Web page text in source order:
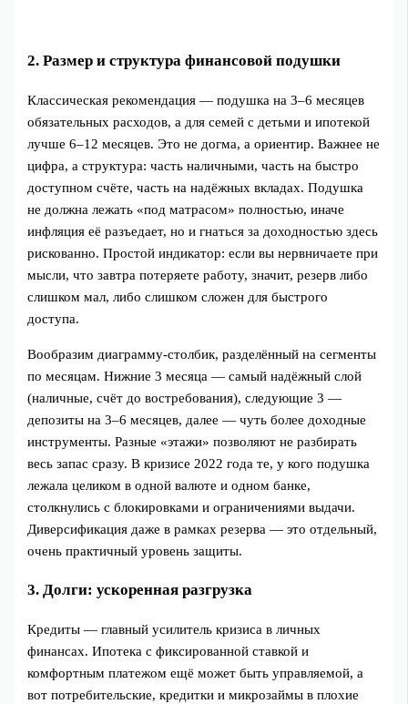
2. Размер и структура финансовой подушки
Классическая рекомендация — подушка на 3–6 месяцев
обязательных расходов, а для семей с детьми и ипотекой
лучше 6–12 месяцев. Это не догма, а ориентир. Важнее не
цифра, а структура: часть наличными, часть на быстро
доступном счёте, часть на надёжных вкладах. Подушка
не должна лежать «под матрасом» полностью, иначе
инфляция её разъедает, но и гнаться за доходностью здесь
рискованно. Простой индикатор: если вы нервничаете при
мысли, что завтра потеряете работу, значит, резерв либо
слишком мал, либо слишком сложен для быстрого
доступа.
Вообразим диаграмму‑столбик, разделённый на сегменты
по месяцам. Нижние 3 месяца — самый надёжный слой
(наличные, счёт до востребования), следующие 3 —
депозиты на 3–6 месяцев, далее — чуть более доходные
инструменты. Разные «этажи» позволяют не разбирать
весь запас сразу. В кризисе 2022 года те, у кого подушка
лежала целиком в одной валюте и одном банке,
столкнулись с блокировками и ограничениями выдачи.
Диверсификация даже в рамках резерва — это отдельный,
очень практичный уровень защиты.
3. Долги: ускоренная разгрузка
Кредиты — главный усилитель кризиса в личных
финансах. Ипотека с фиксированной ставкой и
комфортным платежом ещё может быть управляемой, а
вот потребительские, кредитки и микрозаймы в плохие